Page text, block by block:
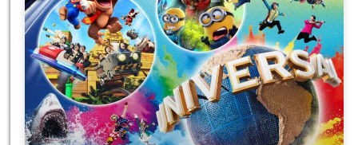
לחצו
פה!